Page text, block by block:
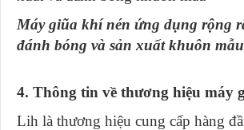
Máy giũa khí nén ứng dụng rộng
đánh bóng và sản xuất khuôn mẫu
4. Thông tin về thương hiệu máy
Lih là thương hiệu cung cấp hàng